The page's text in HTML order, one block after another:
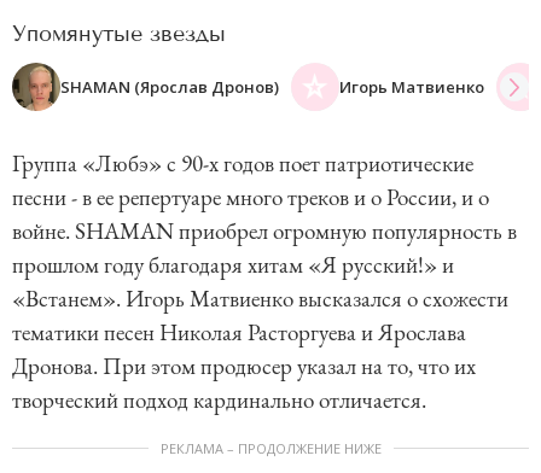
Упомянутые звезды
SHAMAN (Ярослав Дронов) Игорь Матвиенко
Группа «Любэ» с 90-х годов поет патриотические
песни - в ее репертуаре много треков и о России, и о
войне. SHAMAN приобрел огромную популярность в
прошлом году благодаря хитам «Я русский!» и
«Встанем». Игорь Матвиенко высказался о схожести
тематики песен Николая Расторгуева и Ярослава
Дронова. При этом продюсер указал на то, что их
творческий подход кардинально отличается.
РЕКЛАМА – ПРОДОЛЖЕНИЕ НИЖЕ